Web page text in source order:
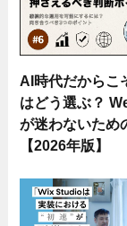
AI時代だからこ
はどう選ぶ？
が迷わないため
【2026年版】